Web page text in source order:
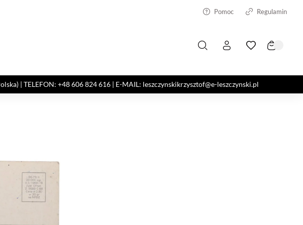
Pomoc Regulamin
| TELEFON: +48 606 824 616 | E-MAIL: leszczynskikrzysztof@e-leszczynski.pl